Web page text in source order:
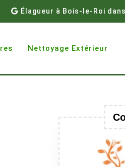
Élagueur à Bois-le-Roi
Nettoyage Extérieur